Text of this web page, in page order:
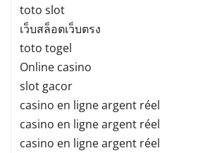
toto slot
เว็บสล็อตเว็บตรง
toto togel
Online casino
slot gacor
casino en ligne argent réel
casino en ligne argent réel
casino en ligne argent réel